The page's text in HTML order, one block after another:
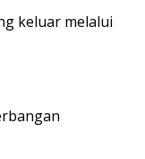
keluar melalui